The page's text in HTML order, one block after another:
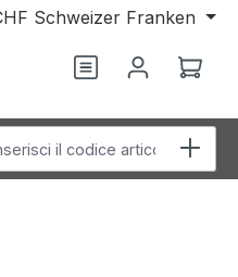
Schweizer Franken
Il
il codice articolo